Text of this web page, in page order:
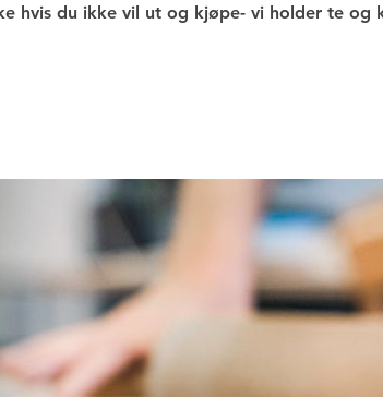
hvis du ikke vil ut og kjøpe- vi holder te og